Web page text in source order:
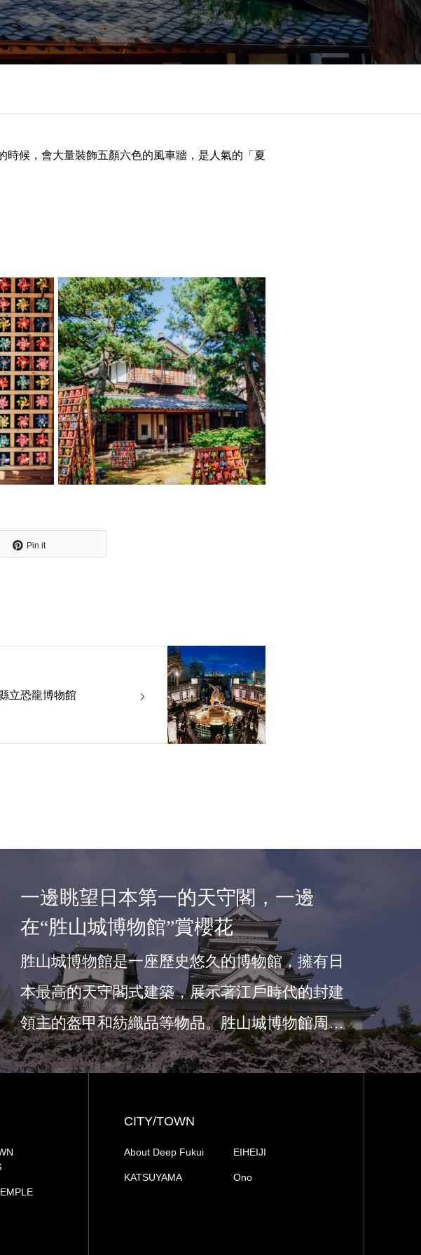
候，會大量裝飾五顏六色的風車牆，是人氣的「夏
Pin it
立恐龍博物館
一邊眺望日本第一的天守閣，一邊
在“胜山城博物館”賞櫻花
胜山城博物館是一座歷史悠久的博物館，擁有日
本最高的天守閣式建築，展示著江戶時代的封建
領主的盔甲和紡織品等物品。胜山城博物館周邊
的庭…
CITY/TOWN
About Deep Fukui EIHEIJI
KATSUYAMA Ono